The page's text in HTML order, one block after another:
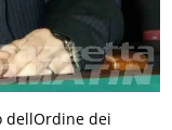
dei